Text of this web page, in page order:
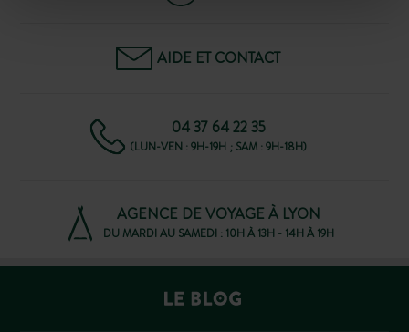
AIDE ET CONTACT
04 37 64 22 35
(LUN-VEN : 9H-19H ; SAM : 9H-18H)
AGENCE DE VOYAGE À LYON
DU MARDI AU SAMEDI : 10H À 13H - 14H À 19H